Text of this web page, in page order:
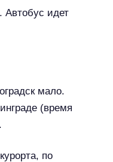
Автобус идет
мало.
(время
по